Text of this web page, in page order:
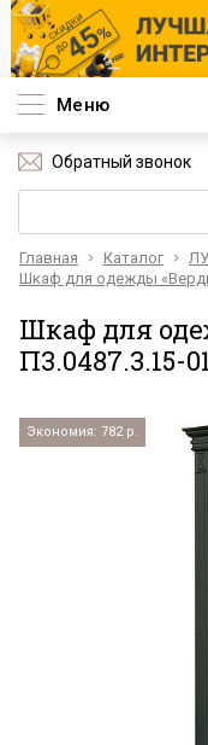
Меню
Обратный звонок
Главная Каталог
Шкаф для одежды «Верди
Шкаф для
П3.0487.3.15-
Экономия: 782 р.